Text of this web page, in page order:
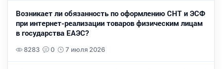
Возникает ли обязанность по оформлению СНТ и ЭСФ
при интернет-реализации товаров физическим лицам
в государства ЕАЭС?
8283 0 7 июля 2026